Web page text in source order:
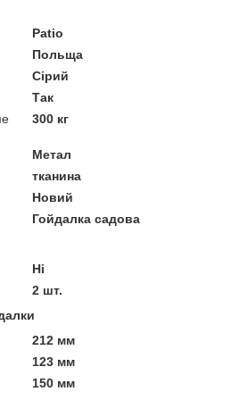
Patio
Польща
Сірий
Так
300 кг
Метал
тканина
Новий
Гойдалка садова
Ні
2 шт.
212 мм
123 мм
150 мм